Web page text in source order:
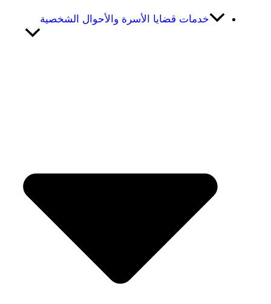
خدمات قضايا الأسرة والأحوال الشخصية